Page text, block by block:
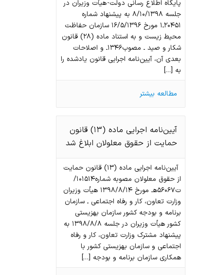
پایگاه اطلاع رسانی دولت- هیأت وزیران در
جلسه ۸/۱۰/۱۳۹۸ به پیشنهاد شماره
۲۰۴۵۱ـ۱ مورخ ۱۶/۵/۱۳۹۶ سازمان حفاظت
محیط زیست و به استناد ماده (۲۸) قانون
شکار و صید ـ مصوب۱۳۴۶ـ و اصلاحات
بعدی آن، آیین‏‌نامه اجرایی قانون یادشده را
به […]
مطالعه بیشتر
آیین‌نامه اجرایی ماده (۱۳) قانون
حمایت از حقوق معلولان ابلاغ شد
آیین‌نامه اجرایی ماده (۱۳) قانون حمایت
از حقوق معلولان مصوبه شماره۱۰۱۵۱۴/
ت۵۶۰۶۷هـ مورخ ۱۳۹۸/۸/۱۴ هیأت وزیران
وزارت تعاون، کار و رفاه اجتماعی ـ سازمان
برنامه و بودجه کشور سازمان بهزیستی
کشور هیأت وزیران در جلسه ۱۳۹۸/۸/۸ به
پیشنهاد مشترک وزارت تعاون، کار و رفاه
اجتماعی و سازمان بهزیستی کشور با
همکاری سازمان برنامه و بودجه […]